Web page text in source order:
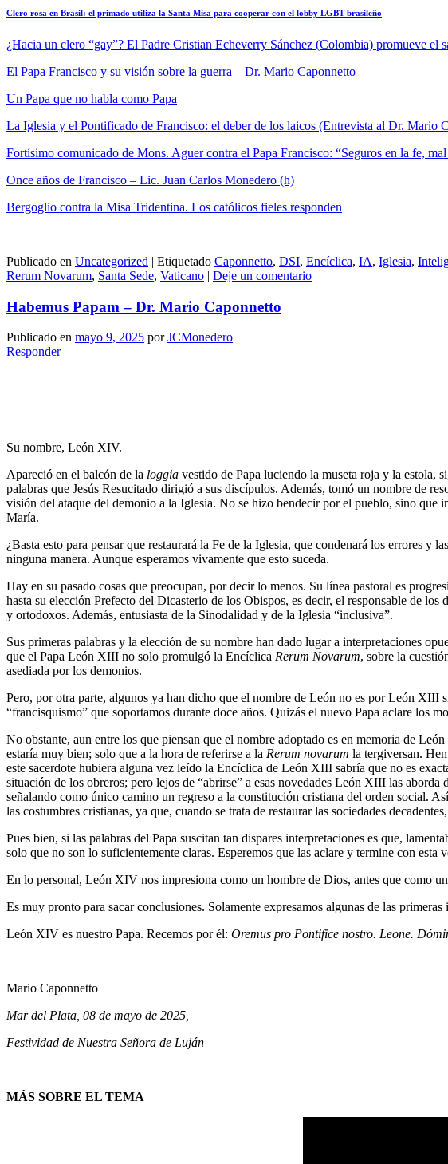
Clero rosa en Brasil: el primado utiliza la Santa Misa para cooperar con el lobby LGBT brasileño
¿Hacia un clero “gay”? El Padre Cristian Echeverry Sánchez (Colombia) promueve el
El Papa Francisco y su visión sobre la guerra – Dr. Mario Caponnetto
Un Papa que no habla como Papa
La Iglesia y el Pontificado de Francisco: el deber de los laicos (Entrevista al Dr. Mario
Fortísimo comunicado de Mons. Aguer contra el Papa Francisco: “Seguros en la fe,
Once años de Francisco – Lic. Juan Carlos Monedero (h)
Bergoglio contra la Misa Tridentina. Los católicos fieles responden
Publicado en Uncategorized | Etiquetado Caponnetto, DSI, Encíclica, IA, Iglesia,
Rerum Novarum, Santa Sede, Vaticano | Deje un comentario
Habemus Papam – Dr. Mario Caponnetto
Publicado en mayo 9, 2025 porJCMonedero
Responder
Su nombre, León XIV.
Apareció en el balcón de la loggia vestido de Papa luciendo la museta roja y la estola,
palabras que Jesús Resucitado dirigió a sus discípulos. Además, tomó un nombre de
visión del ataque del demonio a la Iglesia. No se hizo bendecir por el pueblo, sino
María.
¿Basta esto para pensar que restaurará la Fe de la Iglesia, que condenará los errores
ninguna manera. Aunque esperamos vivamente que esto suceda.
Hay en su pasado cosas que preocupan, por decir lo menos. Su línea pastoral es
hasta su elección Prefecto del Dicasterio de los Obispos, es decir, el responsable de
y ortodoxos. Además, entusiasta de la Sinodalidad y de la Iglesia “inclusiva”.
Sus primeras palabras y la elección de su nombre han dado lugar a interpretaciones
que el Papa León XIII no solo promulgó la Encíclica Rerum Novarum, sobre la
asediada por los demonios.
Pero, por otra parte, algunos ya han dicho que el nombre de León no es por León
“francisquismo” que soportamos durante doce años. Quizás el nuevo Papa aclare los
No obstante, aun entre los que piensan que el nombre adoptado es en memoria de
estaría muy bien; solo que a la hora de referirse a la Rerum novarum la tergiversan.
este sacerdote hubiera alguna vez leído la Encíclica de León XIII sabría que no es
situación de los obreros; pero lejos de “abrirse” a esas novedades León XIII las
señalando como único camino un regreso a la constitución cristiana del orden social.
las costumbres cristianas, ya que, cuando se trata de restaurar las sociedades
Pues bien, si las palabras del Papa suscitan tan dispares interpretaciones es que,
solo que no son lo suficientemente claras. Esperemos que las aclare y termine con
En lo personal, León XIV nos impresiona como un hombre de Dios, antes que como
Es muy pronto para sacar conclusiones. Solamente expresamos algunas de las
León XIV es nuestro Papa. Recemos por él: Oremus pro Pontifice nostro. Leone.
Mario Caponnetto
Mar del Plata, 08 de mayo de 2025,
Festividad de Nuestra Señora de Luján
MÁS SOBRE EL TEMA